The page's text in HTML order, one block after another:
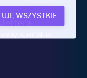
WSZYSTKIE